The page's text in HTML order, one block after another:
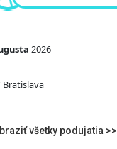
2026
Bratislava
všetky podujatia >>